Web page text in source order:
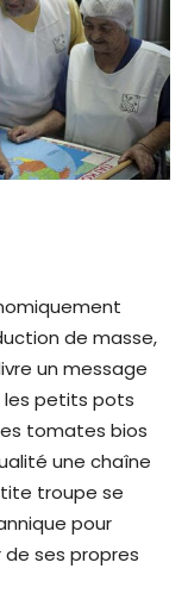
de masse,
un message
les petits pots
tomates bios
une chaîne
troupe se
pour
ses propres